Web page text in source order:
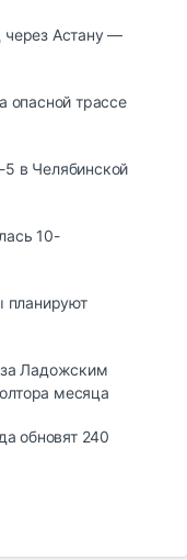
через Астану —
опасной трассе
в Челябинской
10-
планируют
Ладожским
месяца
обновят 240